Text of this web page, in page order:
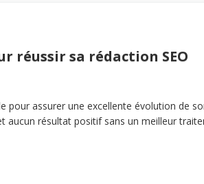
réussir sa rédaction SEO
pour assurer une excellente évolution de
aucun résultat positif sans un meilleur